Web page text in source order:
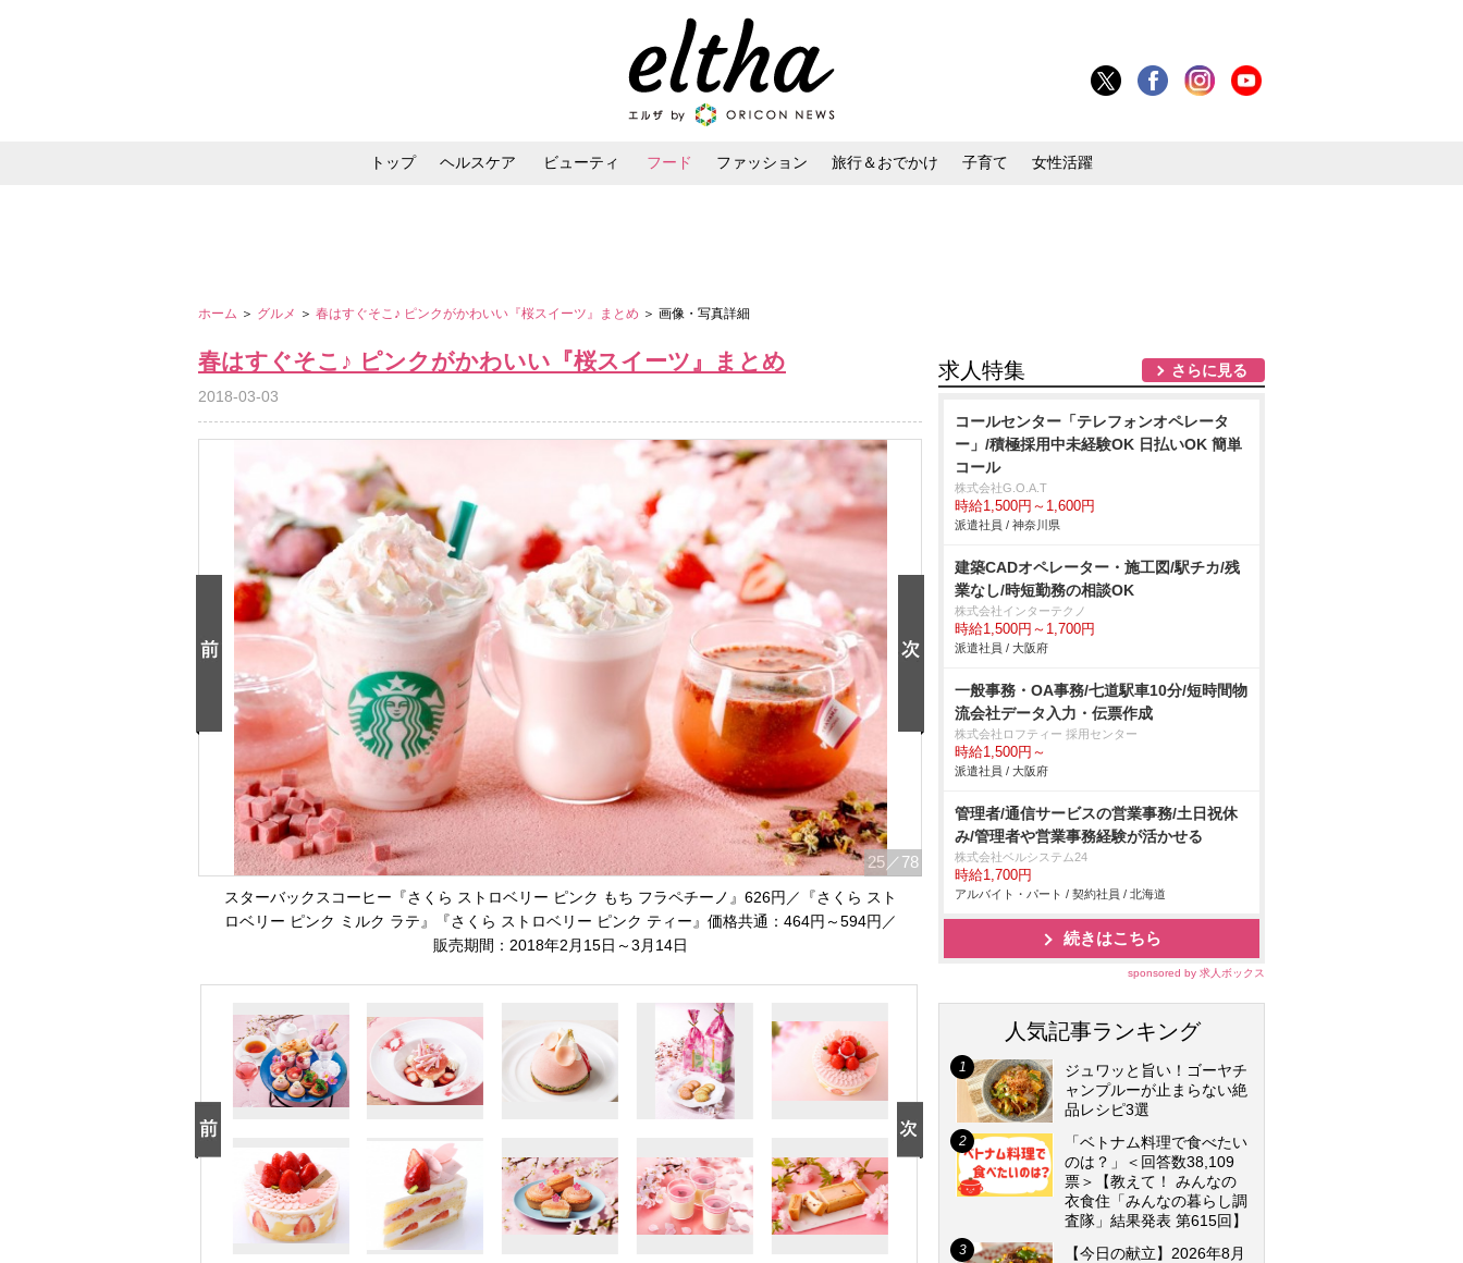
トップ ヘルスケア ビューティ フード ファッション 旅行＆おでかけ 子育て 女性活躍
ホーム ＞ グルメ ＞ 春はすぐそこ♪ ピンクがかわいい『桜スイーツ』まとめ ＞ 画像・写真詳細
春はすぐそこ♪ ピンクがかわいい『桜スイーツ』まとめ
2018-03-03
25 ／78
スターバックスコーヒー『さくら ストロベリー ピンク もち フラペチーノ』626円／『さくら スト
ロベリー ピンク ミルク ラテ』『さくら ストロベリー ピンク ティー』価格共通：464円～594円／
販売期間：2018年2月15日～3月14日
求人特集 さらに見る
コールセンター「テレフォンオペレータ
ー」/積極採用中未経験OK 日払いOK 簡単
コール
株式会社G.O.A.T
時給1,500円～1,600円
派遣社員 / 神奈川県
建築CADオペレーター・施工図/駅チカ/残
業なし/時短勤務の相談OK
株式会社インターテクノ
時給1,500円～1,700円
派遣社員 / 大阪府
一般事務・OA事務/七道駅車10分/短時間物
流会社データ入力・伝票作成
株式会社ロフティー 採用センター
時給1,500円～
派遣社員 / 大阪府
管理者/通信サービスの営業事務/土日祝休
み/管理者や営業事務経験が活かせる
株式会社ベルシステム24
時給1,700円
アルバイト・パート / 契約社員 / 北海道
続きはこちら
sponsored by 求人ボックス
人気記事ランキング
ジュワッと旨い！ゴーヤチ
ャンプルーが止まらない絶
品レシピ3選
「ベトナム料理で食べたい
のは？」＜回答数38,109
票＞【教えて！ みんなの
衣食住「みんなの暮らし調
査隊」結果発表 第615回】
【今日の献立】2026年8月